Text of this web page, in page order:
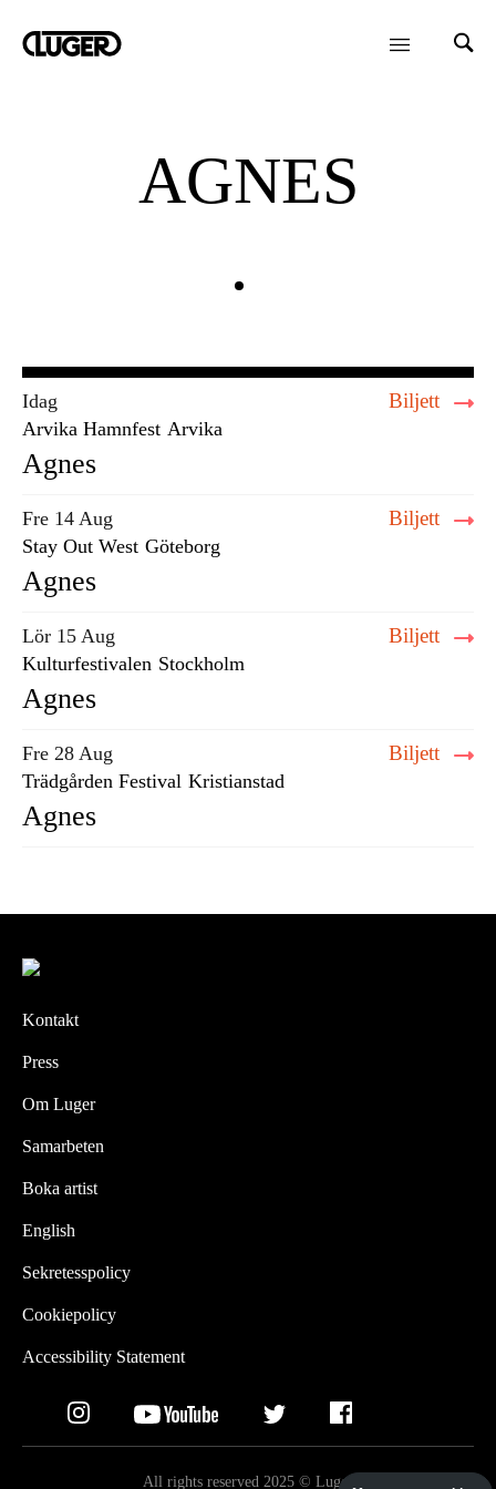
AGNES
Idag
Arvika Hamnfest Arvika
Biljett
Agnes
Fre 14 Aug
Stay Out West Göteborg
Biljett
Agnes
Lör 15 Aug
Kulturfestivalen Stockholm
Biljett
Agnes
Fre 28 Aug
Trädgården Festival Kristianstad
Biljett
Agnes
Kontakt
Press
Om Luger
Samarbeten
Boka artist
English
Sekretesspolicy
Cookiepolicy
Accessibility Statement
All rights reserved 2025 © Luger